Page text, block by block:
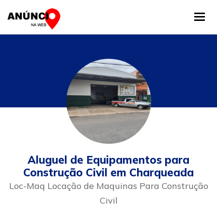
Aluguel de Equipamentos para
Construção Civil em Charqueada
Loc-Maq Locação de Maquinas Para Construção
Civil